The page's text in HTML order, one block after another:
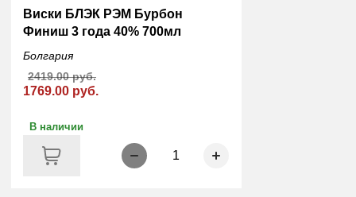
Виски БЛЭК РЭМ Бурбон
Финиш 3 года 40% 700мл
Болгария
1769.00 руб.
2419.00 руб.
В наличии
1